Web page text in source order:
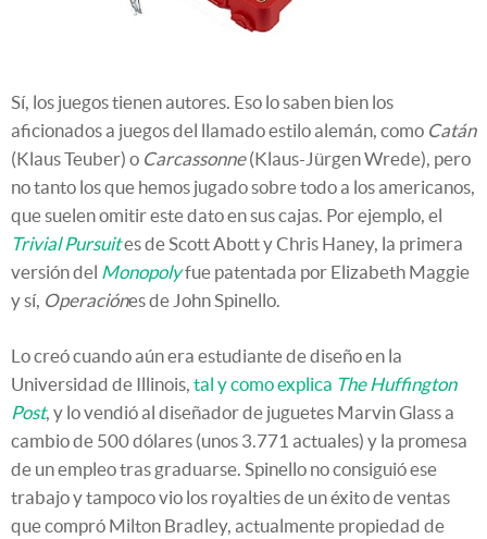
Sí, los juegos tienen autores. Eso lo saben bien los
aficionados a juegos del llamado estilo alemán, como Catán
(Klaus Teuber) o Carcassonne(Klaus-Jürgen Wrede), pero
no tanto los que hemos jugado sobre todo a los americanos,
que suelen omitir este dato en sus cajas. Por ejemplo, el
Trivial Pursuites de Scott Abott y Chris Haney, la primera
versión del Monopolyfue patentada por Elizabeth Maggie
y sí, Operaciónes de John Spinello.
Lo creó cuando aún era estudiante de diseño en la
Universidad de Illinois, tal y como explica The Huffington
Post, y lo vendió al diseñador de juguetes Marvin Glass a
cambio de 500 dólares (unos 3.771 actuales) y la promesa
de un empleo tras graduarse. Spinello no consiguió ese
trabajo y tampoco vio los royalties de un éxito de ventas
que compró Milton Bradley, actualmente propiedad de